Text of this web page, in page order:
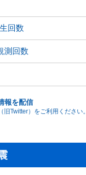
回数
測回数
報を配信
旧Twitter）をご利用ください。